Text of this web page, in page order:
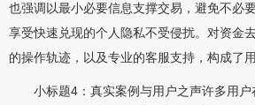
也强调以最小必要信息支撑交易，避免不必
享受快速兑现的个人隐私不受侵扰。对资金
的操作轨迹，以及专业的客服支持，构成了用
小标题4：真实案例与用户之声许多用